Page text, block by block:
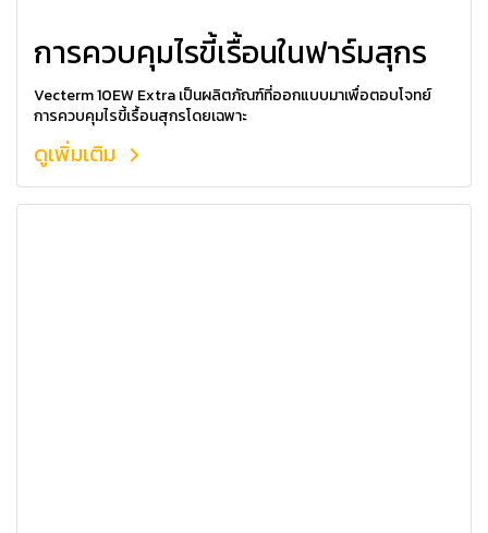
การควบคุมไรขี้เรื้อนในฟาร์มสุกร
Vecterm 10EW Extra เป็นผลิตภัณฑ์ที่ออกแบบมาเพื่อตอบโจทย์
การควบคุมไรขี้เรื้อนสุกรโดยเฉพาะ
ดูเพิ่มเติม